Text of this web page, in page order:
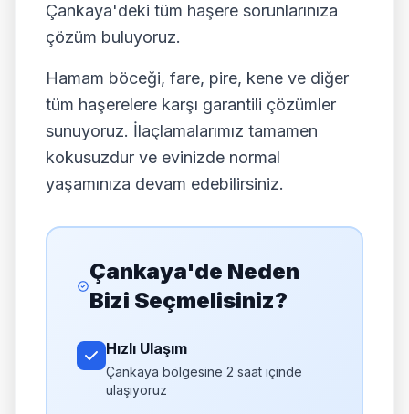
Çankaya'deki tüm haşere sorunlarınıza
çözüm buluyoruz.
Hamam böceği, fare, pire, kene ve diğer
tüm haşerelere karşı garantili çözümler
sunuyoruz. İlaçlamalarımız tamamen
kokusuzdur ve evinizde normal
yaşamınıza devam edebilirsiniz.
Çankaya'de Neden
Bizi Seçmelisiniz?
Hızlı Ulaşım
Çankaya bölgesine 2 saat içinde
ulaşıyoruz